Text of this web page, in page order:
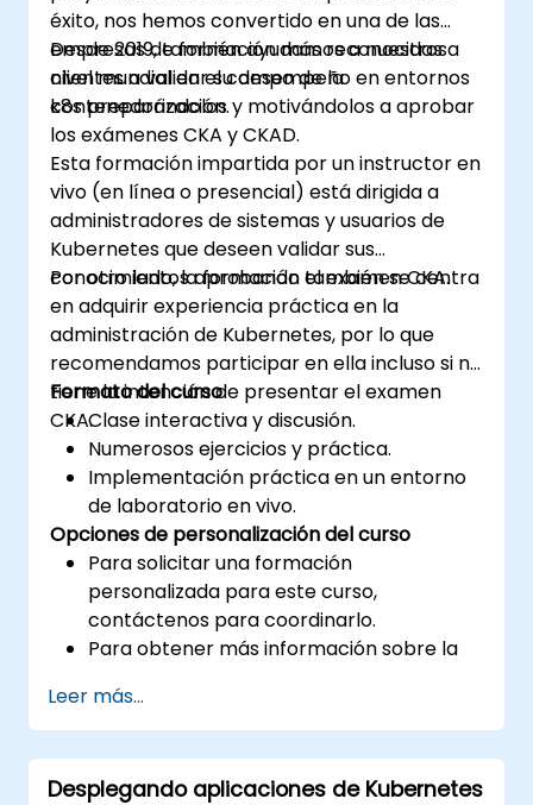
éxito, nos hemos convertido en una de las
empresas de formación más reconocidas a
nivel mundial en el campo de la
contenedorización.
Desde 2019, también ayudamos a nuestros
clientes a validar su desempeño en entornos
k8s preparándolos y motivándolos a aprobar
los exámenes CKA y CKAD.
Esta formación impartida por un instructor en
vivo (en línea o presencial) está dirigida a
administradores de sistemas y usuarios de
Kubernetes que deseen validar sus
conocimientos aprobando el examen CKA.
Por otro lado, la formación también se centra
en adquirir experiencia práctica en la
administración de Kubernetes, por lo que
recomendamos participar en ella incluso si no
tiene la intención de presentar el examen
CKA.
Formato del curso
Clase interactiva y discusión.
Numerosos ejercicios y práctica.
Implementación práctica en un entorno
de laboratorio en vivo.
Opciones de personalización del curso
Para solicitar una formación
personalizada para este curso,
contáctenos para coordinarlo.
Para obtener más información sobre la
https://training.linuxfoundation.org/
kubernetes-administrator-cka
Leer más...
Desplegando aplicaciones de Kubernetes